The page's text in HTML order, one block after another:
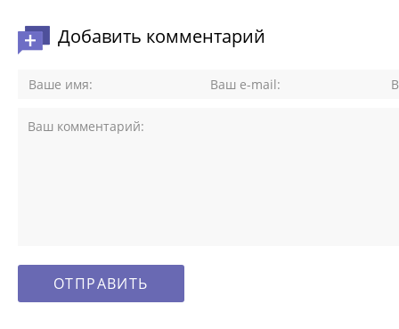
Добавить комментарий